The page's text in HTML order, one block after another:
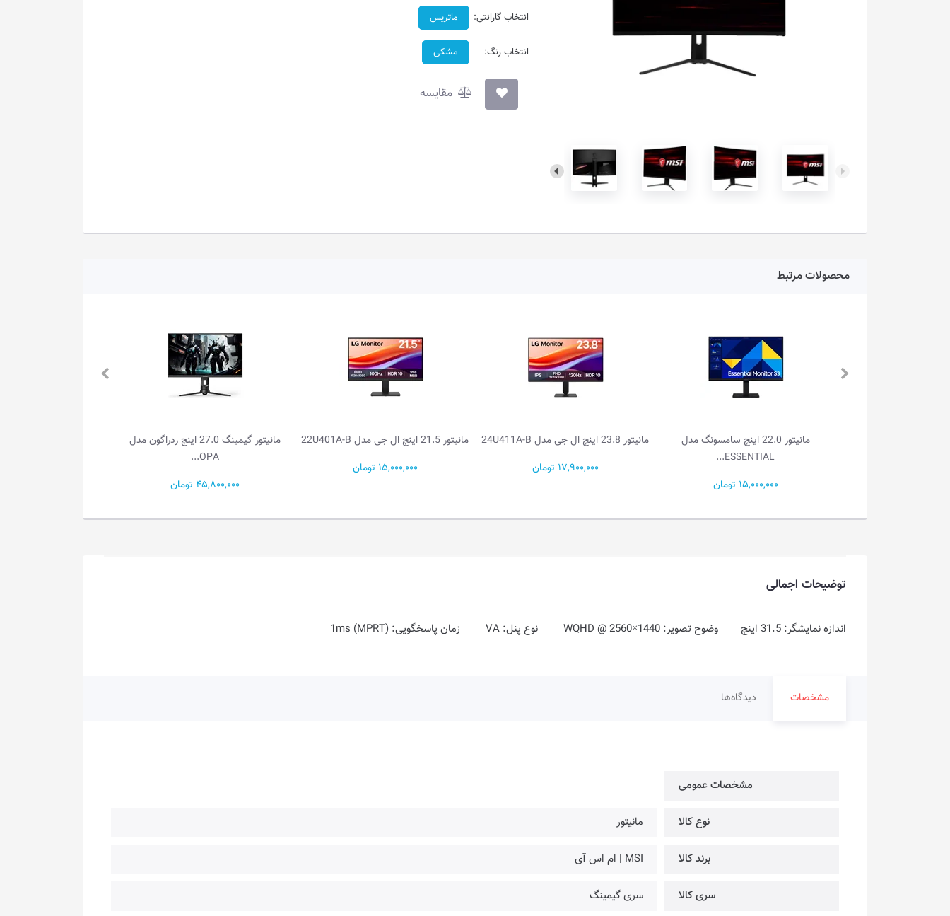
انتخاب گارانتی: ماتریس
انتخاب رنگ: مشکی
مقایسه
محصولات مرتبط
مانیتور 23.8 اینچ ال جی مدل 24U411A-B
مانیتور 21.5 اینچ ال جی مدل 22U401A-B
15,000,000 تومان
مانیتور گیمینگ 27.0 اینچ ردراگون مدل
مانیتور گیمینگ 27.0 اینچ ردراگون مدل MIR...
توضیحات اجمالی
اندازه نمایشگر: 31.5 اینچ وضوح تصویر: WQHD @ 2560×1440 نوع پنل: VA زمان پاسخگویی: 1ms (MPRT)
مشخصات دیدگاه‌ها
مشخصات عمومی
نوع کالا مانیتور
برند کالا MSI | ام اس آی
سری کالا سری گیمینگ